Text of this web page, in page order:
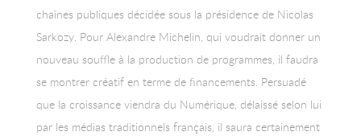
chaînes publiques décidée sous la présidence de Nicolas
Sarkozy. Pour Alexandre Michelin, qui voudrait donner un
nouveau souffle à la production de programmes, il faudra
se montrer créatif en terme de financements. Persuadé
que la croissance viendra du Numérique, délaissé selon lui
par les médias traditionnels français, il saura certainement